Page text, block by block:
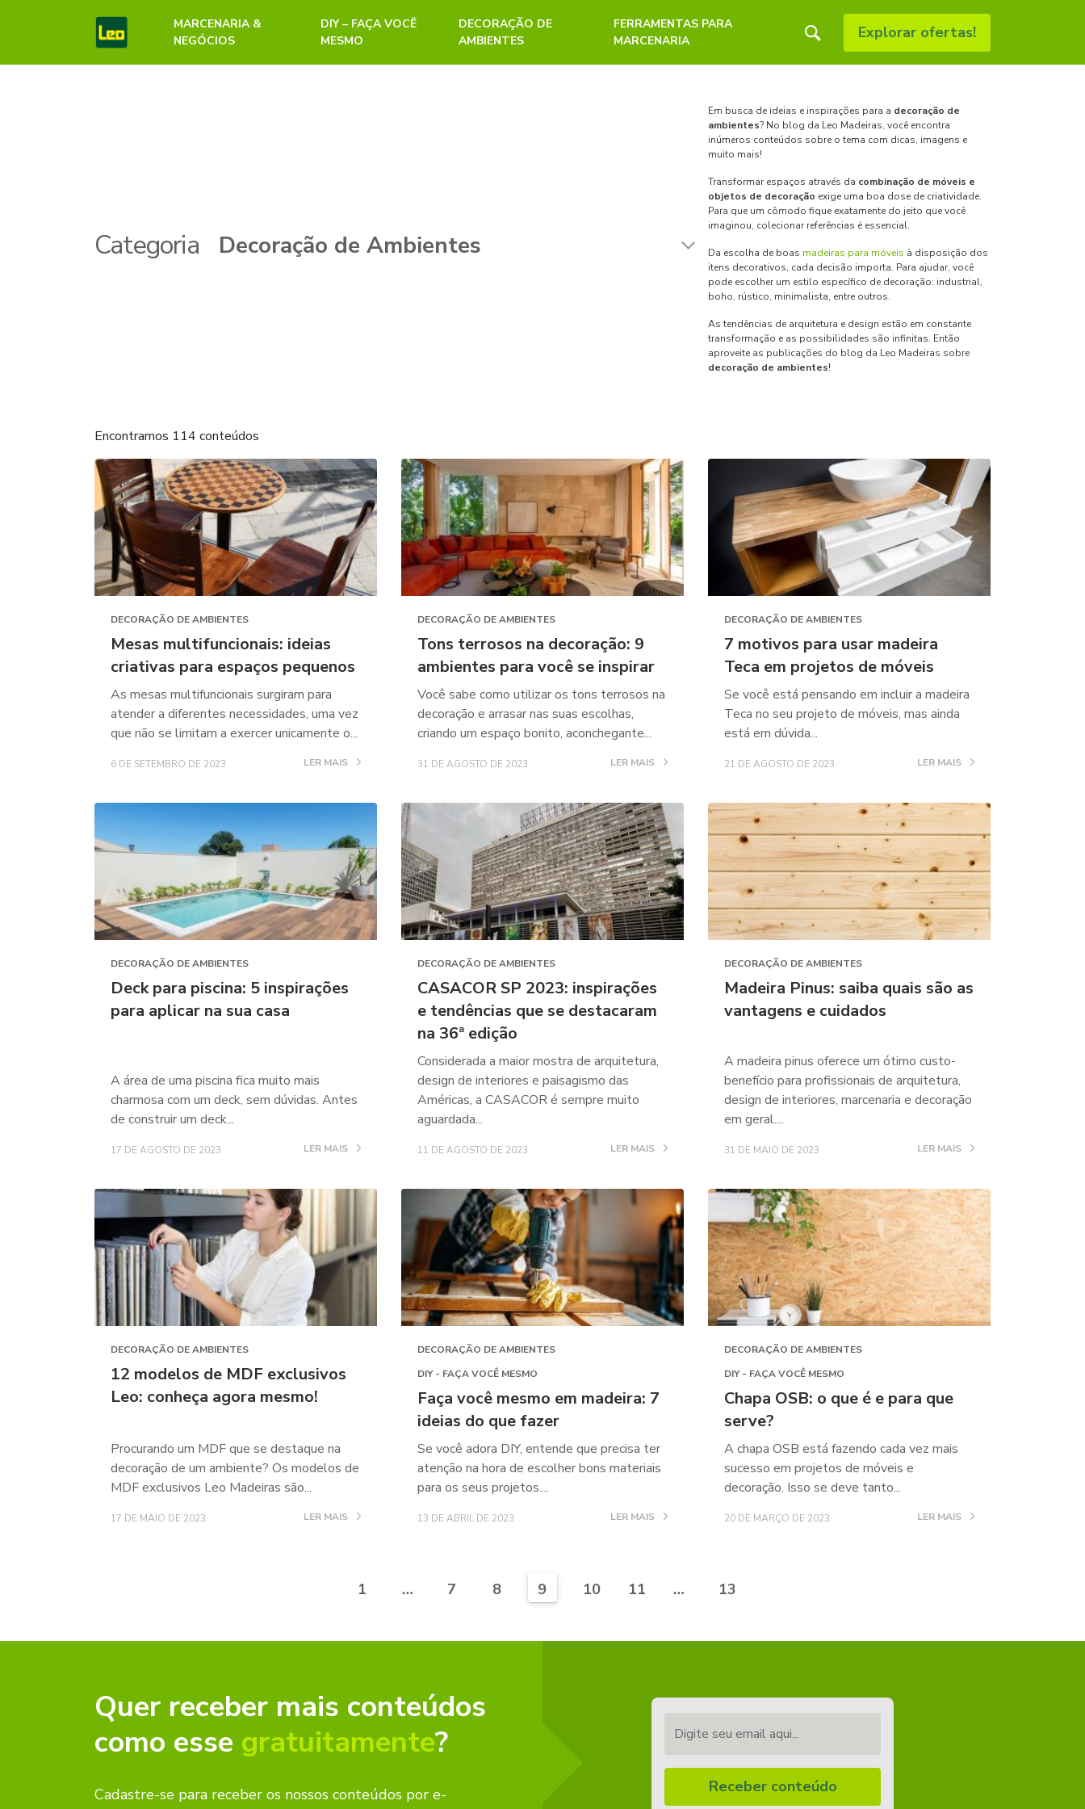
MARCENARIA &
NEGÓCIOS
DIY – FAÇA VOCÊ
MESMO
DECORAÇÃO DE
AMBIENTES
FERRAMENTAS PARA
MARCENARIA
Explorar ofertas!
Categoria
Em busca de ideias e inspirações para a decoração de
ambientes? No blog da Leo Madeiras, você encontra
inúmeros conteúdos sobre o tema com dicas, imagens e
muito mais!
Transformar espaços através da combinação de móveis e
objetos de decoração exige uma boa dose de criatividade.
Para que um cômodo fique exatamente do jeito que você
imaginou, colecionar referências é essencial.
Da escolha de boas madeiras para móveis à disposição dos
itens decorativos, cada decisão importa. Para ajudar, você
pode escolher um estilo específico de decoração: industrial,
boho, rústico, minimalista, entre outros.
As tendências de arquitetura e design estão em constante
transformação e as possibilidades são infinitas. Então
aproveite as publicações do blog da Leo Madeiras sobre
decoração de ambientes!
Encontramos 114 conteúdos
DECORAÇÃO DE AMBIENTES
Mesas multifuncionais: ideias
criativas para espaços pequenos
As mesas multifuncionais surgiram para
atender a diferentes necessidades, uma vez
que não se limitam a exercer unicamente o...
6 DE SETEMBRO DE 2023 LER MAIS
DECORAÇÃO DE AMBIENTES
Tons terrosos na decoração: 9
ambientes para você se inspirar
Você sabe como utilizar os tons terrosos na
decoração e arrasar nas suas escolhas,
criando um espaço bonito, aconchegante...
31 DE AGOSTO DE 2023 LER MAIS
DECORAÇÃO DE AMBIENTES
7 motivos para usar madeira
Teca em projetos de móveis
Se você está pensando em incluir a madeira
Teca no seu projeto de móveis, mas ainda
está em dúvida...
21 DE AGOSTO DE 2023 LER MAIS
DECORAÇÃO DE AMBIENTES
Deck para piscina: 5 inspirações
para aplicar na sua casa
A área de uma piscina fica muito mais
charmosa com um deck, sem dúvidas. Antes
de construir um deck...
17 DE AGOSTO DE 2023 LER MAIS
DECORAÇÃO DE AMBIENTES
CASACOR SP 2023: inspirações
e tendências que se destacaram
na 36ª edição
Considerada a maior mostra de arquitetura,
design de interiores e paisagismo das
Américas, a CASACOR é sempre muito
aguardada...
11 DE AGOSTO DE 2023 LER MAIS
DECORAÇÃO DE AMBIENTES
Madeira Pinus: saiba quais são as
vantagens e cuidados
A madeira pinus oferece um ótimo custo-
benefício para profissionais de arquitetura,
design de interiores, marcenaria e decoração
em geral....
31 DE MAIO DE 2023 LER MAIS
DECORAÇÃO DE AMBIENTES
12 modelos de MDF exclusivos
Leo: conheça agora mesmo!
Procurando um MDF que se destaque na
decoração de um ambiente? Os modelos de
MDF exclusivos Leo Madeiras são...
17 DE MAIO DE 2023 LER MAIS
DECORAÇÃO DE AMBIENTES
DIY - FAÇA VOCÊ MESMO
Faça você mesmo em madeira: 7
ideias do que fazer
Se você adora DIY, entende que precisa ter
atenção na hora de escolher bons materiais
para os seus projetos....
13 DE ABRIL DE 2023 LER MAIS
DECORAÇÃO DE AMBIENTES
DIY - FAÇA VOCÊ MESMO
Chapa OSB: o que é e para que
serve?
A chapa OSB está fazendo cada vez mais
sucesso em projetos de móveis e
decoração. Isso se deve tanto...
20 DE MARÇO DE 2023 LER MAIS
1 … 7 8 9 10 11 … 13
Quer receber mais conteúdos
como esse gratuitamente?
Cadastre-se para receber os nossos conteúdos por e-
Receber conteúdo